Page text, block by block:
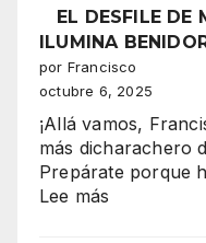
el
“tsunami”
de
330–
millones
que
amenaza
con
EL DESFILE DE
ILUMINA
por Francisco
octubre 6, 2025
¡Allá vamos,
más dicharachero
Prepárate porque
Lee más